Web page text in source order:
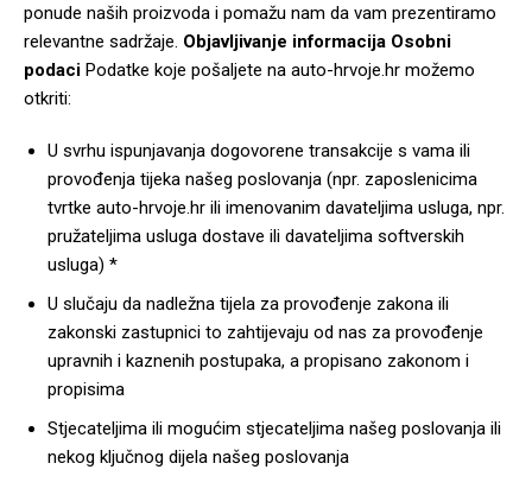
ponude naših proizvoda i pomažu nam da vam prezentiramo
relevantne sadržaje. Objavljivanje informacija Osobni
podaci Podatke koje pošaljete na auto-hrvoje.hr možemo
otkriti:
U svrhu ispunjavanja dogovorene transakcije s vama ili
provođenja tijeka našeg poslovanja (npr. zaposlenicima
tvrtke auto-hrvoje.hr ili imenovanim davateljima usluga, npr.
pružateljima usluga dostave ili davateljima softverskih
usluga) *
U slučaju da nadležna tijela za provođenje zakona ili
zakonski zastupnici to zahtijevaju od nas za provođenje
upravnih i kaznenih postupaka, a propisano zakonom i
propisima
Stjecateljima ili mogućim stjecateljima našeg poslovanja ili
nekog ključnog dijela našeg poslovanja